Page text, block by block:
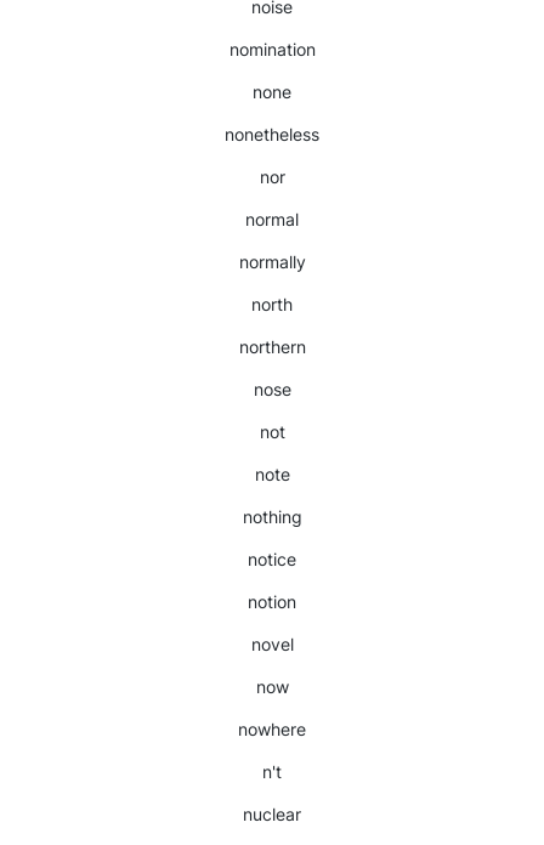
noise
nomination
none
nonetheless
nor
normal
normally
north
northern
nose
not
note
nothing
notice
notion
novel
now
nowhere
n't
nuclear